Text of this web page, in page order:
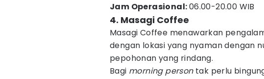
Jam Operasional:06.00-20.00 WIB
4. Masagi Coffee
Masagi Coffee menawarkan
dengan lokasi yang nyaman dengan
pepohonan yang rindang.
Bagi morning persontak perlu